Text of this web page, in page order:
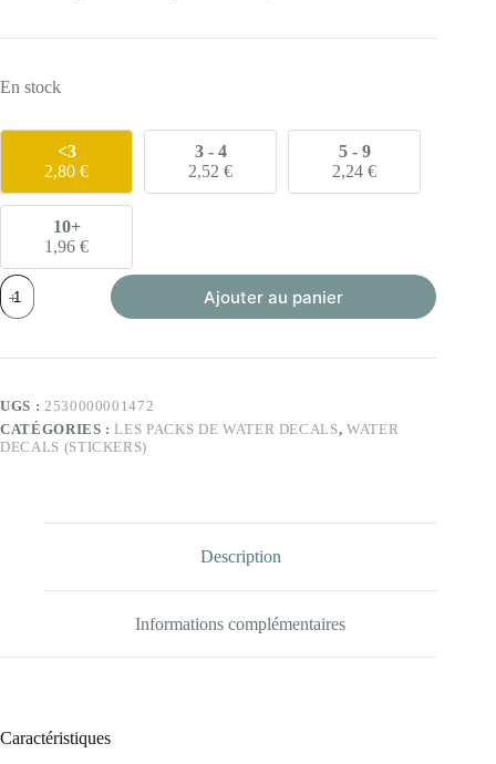
En stock
<3
2,80 €
3 - 4
2,52 €
5 - 9
2,24 €
10+
1,96 €
quantité
de
Pack
60
(A1549
à
A1560
Ajouter au panier
UGS : 2530000001472
CATÉGORIES :LES PACKS DE WATER DECALS,WATER
DECALS (STICKERS)
Description
Informations complémentaires
Caractéristiques